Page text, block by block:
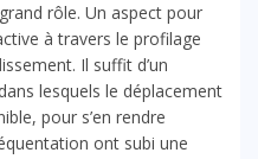
rôle. Un aspect pour
à travers le profilage
Il suffit d’un
lesquels le déplacement
pour s’en rendre
ont subi une